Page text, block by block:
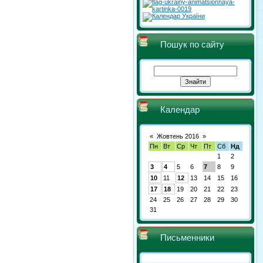
Пошук по сайту
Календар
« Жовтень 2016 »
Пн
Вт Ср Чт Пт Сб
Нд
1
2
3
4 5 6 7 8
9
10
11 12 13 14 15
16
17
18 19 20 21 22
23
24
25 26 27 28 29
30
31
Письменники